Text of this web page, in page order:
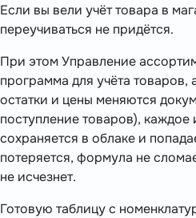
Если вы вели учёт товара в
переучиваться не придётся.
При этом Управление
программа для учёта товаров,
остатки и цены меняются
поступление товаров), каждое
сохраняется в облаке и
потеряется, формула не
не исчезнет.
Готовую таблицу с